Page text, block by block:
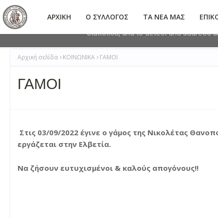
ΑΡΧΙΚΗ Ο ΣΥΛΛΟΓΟΣ ΤΑ ΝΕΑ ΜΑΣ
Αρχική σελίδα ΚΟΙΝΩΝΙΚΑ ΓΑΜΟΙ
ΓΑΜΟΙ
Στις 03/09/2022 έγινε ο γάμος της Νικολέτας
εργάζεται στην Ελβετία.
Να ζήσουν ευτυχισμένοι & καλούς απογόνους!!
This site uses cookies from Google
statistics, and to detect and address